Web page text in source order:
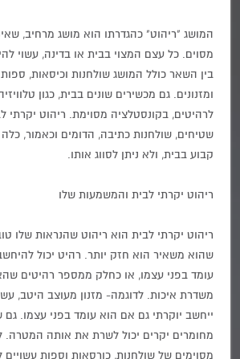
המושג "ריהוט" כהגדרתו הוא מושג מרחיב,
מסוים. כל עצם המצוי בבית או בדינה, עשוי
בין השאר כולל המושג שולחנות וכיסאות, ספות
ומזנונים. גם מכשירים שונים בבית, כגון
לרהיטים, בקונסטלציה מסוימת. ריהוט יקרתי
שטיחים, שולחנות כתיבה, הדומים וכאמור,
קבוע בבית, ולא ניתן לסווג אותו.
ריהוט יקרתי לבית והמשמעות שלו
ריהוט יקרתי לבית הוא ריהוט שהנראות שלו
שהוא משאיר הוא חזק יותר. רהיט יכול
עומד בפני עצמו, או כחלק ממספר רהיטים
משדרת איכות. לדוגמה- מזנון מעוצב היטב,
ייחשב יוקרתי גם אם הוא עומד בפני עצמו. גם
מחומרים יקרים יכול לשרת את אותה המטרה.
מסוימים של שולחנות, כורסאות וספות עשויים